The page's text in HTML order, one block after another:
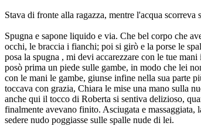
Stava di fronte alla ragazza, mentre l'acqua
Spugna e sapone liquido e via. Che bel corpo che
occhi, le braccia i fianchi; poi si girò e la porse le
posa la spugna , mi devi accarezzare con le tue
posò prima un piede sulle gambe, in modo che lei
con le mani le gambe, giunse infine nella sua parte
toccava con grazia, Chiara le mise una mano sulla
anche qui il tocco di Roberta si sentiva delizioso,
finalmente avevano finito. Asciugata e massaggiata,
sedere nudo poggiasse sulle spalle nude di lei.